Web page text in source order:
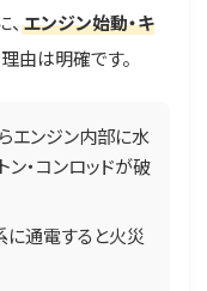
エンジン始動・キ
理由は明確です。
ンジン内部に水
・コンロッドが破
通電すると火災